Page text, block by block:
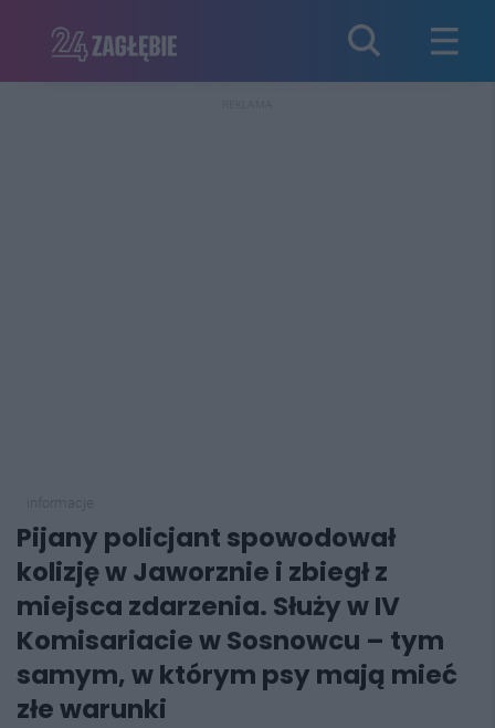
Pijany policjant spowodował
kolizję w Jaworznie i zbiegł z
miejsca zdarzenia. Służy w IV
Komisariacie w Sosnowcu – tym
samym, w którym psy mają mieć
złe warunki